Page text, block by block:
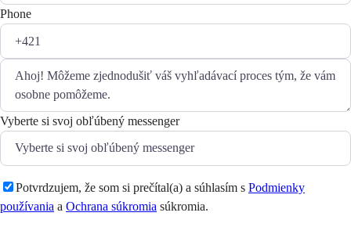
Phone
Vyberte si svoj obľúbený messenger
Potvrdzujem, že som si prečítal(a) a súhlasím s Podmienky
používania a Ochrana súkromia súkromia.